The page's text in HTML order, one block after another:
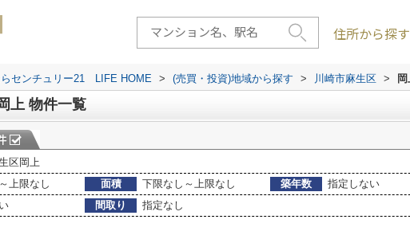
住所から探す
らセンチュリー21 LIFE HOME > (売買・投資)地域から探す > 川崎市麻生区 >
上 物件一覧
区岡上
上限なし 面積 下限なし～上限なし 築年数
指定しない
間取り
指定なし